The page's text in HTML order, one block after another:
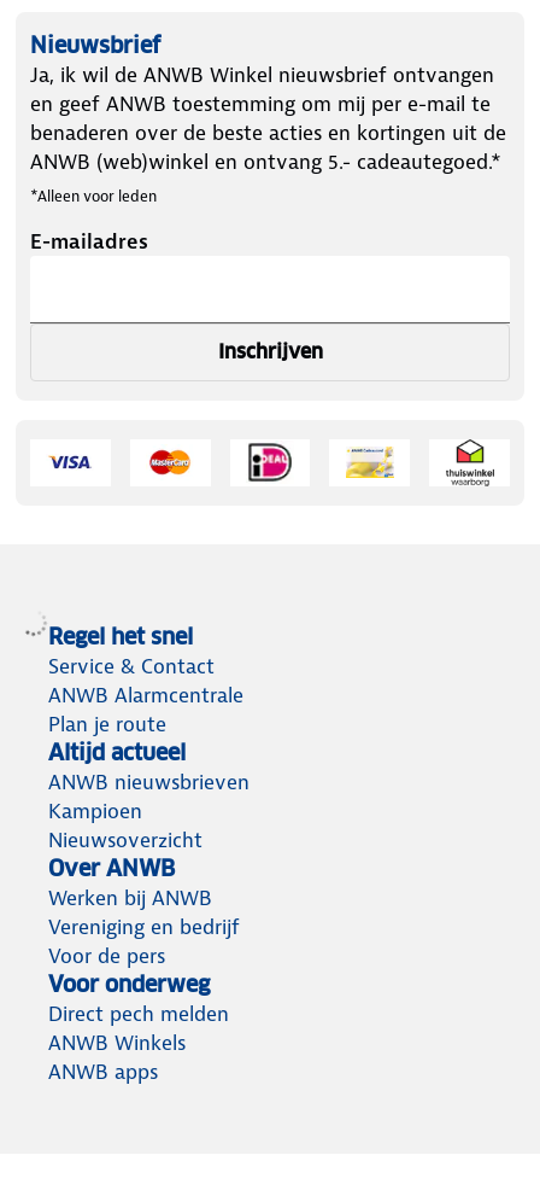
Nieuwsbrief
Ja, ik wil de ANWB Winkel nieuwsbrief ontvangen
en geef ANWB toestemming om mij per e-mail te
benaderen over de beste acties en kortingen uit de
ANWB (web)winkel en ontvang 5.- cadeautegoed.*
*Alleen voor leden
E-mailadres
Inschrijven
Regel het snel
Service & Contact
ANWB Alarmcentrale
Plan je route
Altijd actueel
ANWB nieuwsbrieven
Kampioen
Nieuwsoverzicht
Over ANWB
Werken bij ANWB
Vereniging en bedrijf
Voor de pers
Voor onderweg
Direct pech melden
ANWB Winkels
ANWB apps